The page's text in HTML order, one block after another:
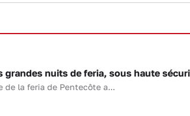
grandes nuits de feria, sous haute
de la feria de Pentecôte a...